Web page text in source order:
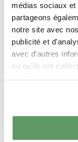
médias sociaux
partageons
notre site avec
publicité et
avec d'autres
ou qu'ils ont